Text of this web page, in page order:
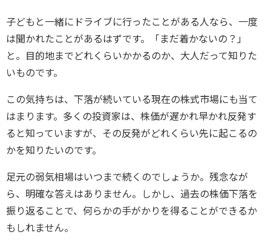
子どもと一緒にドライブに行ったことがある人なら、一度
は聞かれたことがあるはずです。「まだ着かないの？」
と。目的地までどれくらいかかるのか、大人だって知りた
いものです。
この気持ちは、下落が続いている現在の株式市場にも当て
はまります。多くの投資家は、株価が遅かれ早かれ反発す
ると知っていますが、その反発がどれくらい先に起こるの
かを知りたいのです。
足元の弱気相場はいつまで続くのでしょうか。残念なが
ら、明確な答えはありません。しかし、過去の株価下落を
振り返ることで、何らかの手がかりを得ることができるか
もしれません。